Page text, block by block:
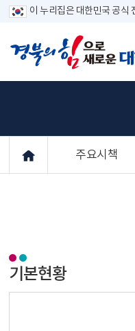
이 누리집은 대한민국 공식
주요시책
기본현황